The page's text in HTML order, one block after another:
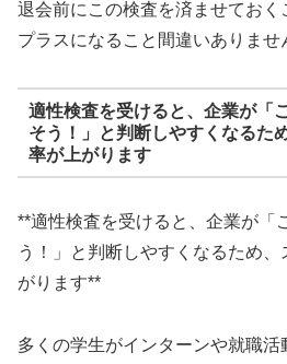
退会前にこの検査を済ませておく
プラスになること間違いありませ
適性検査を受けると、企業が「
そう！」と判断しやすくなるた
率が上がります
**適性検査を受けると、企業が「
う！」と判断しやすくなるため
がります**
多くの学生がインターンや就職活